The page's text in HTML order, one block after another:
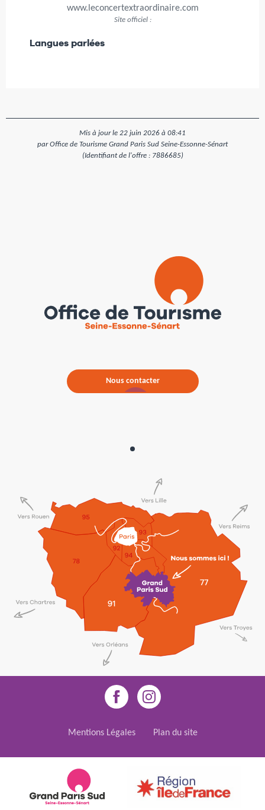
www.leconcertextraordinaire.com
Site officiel :
Langues parlées
Langues parlées
Mis à jour le 22 juin 2026 à 08:41
par Office de Tourisme Grand Paris Sud Seine-Essonne-Sénart
(Identifiant de l'offre : 7886685)
Nous contacter
Mentions Légales Plan du site